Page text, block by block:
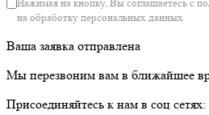
Получить аудит
Заполнить бриф
Свежие кейсы
Юридическая фирма LL.C Право
Недвижимость Бали
первый маркетинг-партнер